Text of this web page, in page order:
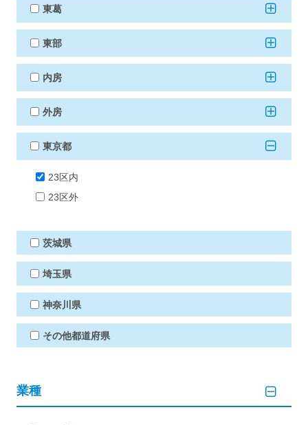
東葛
東部
内房
外房
東京都
23区内
23区外
茨城県
埼玉県
神奈川県
その他都道府県
業種